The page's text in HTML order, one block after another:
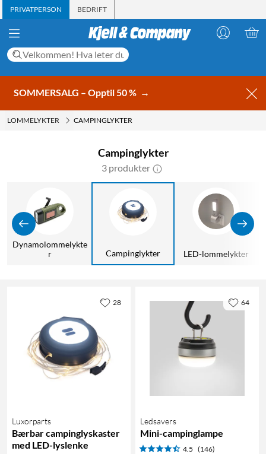
PRIVATPERSON BEDRIFT
SOMMERSALG – Opptil 50 % →
LOMMELYKTER CAMPINGLYKTER
Campinglykter
3 produkter
Dynamolommelykte
r
Campinglykter LED-lommelykter
Luxorparts
Bærbar campinglyskaster
med LED-lyslenke
28
Ledsavers
Mini-campinglampe
4.5 (146)
64